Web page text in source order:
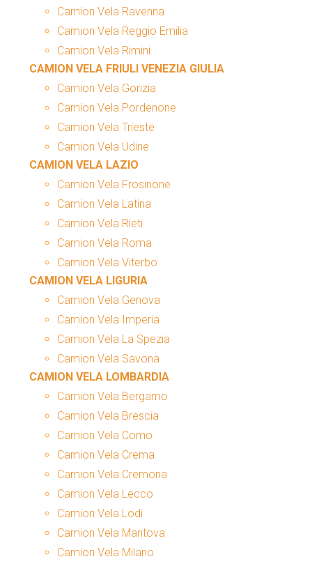
Camion Vela Ravenna
Camion Vela Reggio Emilia
Camion Vela Rimini
CAMION VELA FRIULI VENEZIA GIULIA
Camion Vela Gorizia
Camion Vela Pordenone
Camion Vela Trieste
Camion Vela Udine
CAMION VELA LAZIO
Camion Vela Frosinone
Camion Vela Latina
Camion Vela Rieti
Camion Vela Roma
Camion Vela Viterbo
CAMION VELA LIGURIA
Camion Vela Genova
Camion Vela Imperia
Camion Vela La Spezia
Camion Vela Savona
CAMION VELA LOMBARDIA
Camion Vela Bergamo
Camion Vela Brescia
Camion Vela Como
Camion Vela Crema
Camion Vela Cremona
Camion Vela Lecco
Camion Vela Lodi
Camion Vela Mantova
Camion Vela Milano